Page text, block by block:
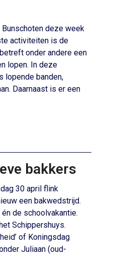
deze week
activiteiten is de
onder andere een
lopen. In deze
lopende banden,
Daarnaast is er een
bakkers
30 april flink
een bakwedstrijd.
de schoolvakantie.
Schippershuys.
of Koningsdag
Juliaan (oud-